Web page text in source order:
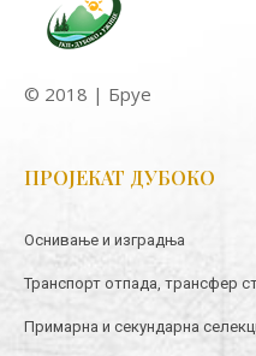
© 2018 | Бруе
ПРОЈЕКАТ ДУБОКО
Оснивање и изградња
Транспорт отпада, трансфер
Примарна и секундарна